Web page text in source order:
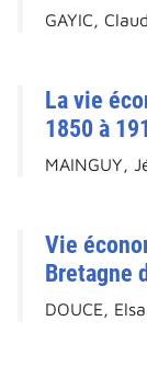
GAYIC,
La vie
1850 à
MAINGUY,
Vie
Bretagne
DOUCE,